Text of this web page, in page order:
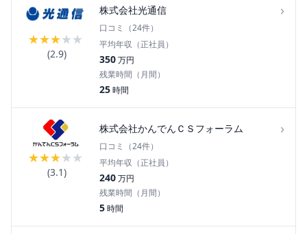
★★★★★
(2.9)
株式会社光通信 ›
口コミ（24件）
平均年収（正社員）
350万円
残業時間（月間）
25時間
★★★★★
(3.1)
株式会社かんでんＣＳフォーラム ›
口コミ（24件）
平均年収（正社員）
240万円
残業時間（月間）
5時間